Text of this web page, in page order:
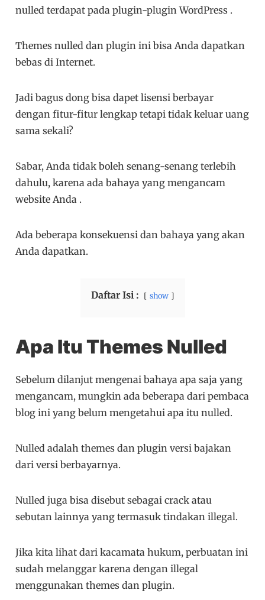
nulled terdapat pada plugin-plugin WordPress .
Themes nulled dan plugin ini bisa Anda dapatkan
bebas di Internet.
Jadi bagus dong bisa dapet lisensi berbayar
dengan fitur-fitur lengkap tetapi tidak keluar uang
sama sekali?
Sabar, Anda tidak boleh senang-senang terlebih
dahulu, karena ada bahaya yang mengancam
website Anda .
Ada beberapa konsekuensi dan bahaya yang akan
Anda dapatkan.
Daftar Isi : show
Apa Itu Themes Nulled
Sebelum dilanjut mengenai bahaya apa saja yang
mengancam, mungkin ada beberapa dari pembaca
blog ini yang belum mengetahui apa itu nulled.
Nulled adalah themes dan plugin versi bajakan
dari versi berbayarnya.
Nulled juga bisa disebut sebagai crack atau
sebutan lainnya yang termasuk tindakan illegal.
Jika kita lihat dari kacamata hukum, perbuatan ini
sudah melanggar karena dengan illegal
menggunakan themes dan plugin.